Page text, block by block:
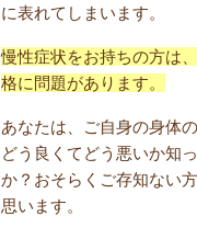
に表れてしまいます。
慢性症状をお持ちの方は
格に問題があります。
あなたは、ご自身の身体
どう良くてどう悪いか知
か？おそらくご存知ない
思います。